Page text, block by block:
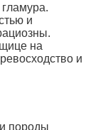
и
на
и
породы